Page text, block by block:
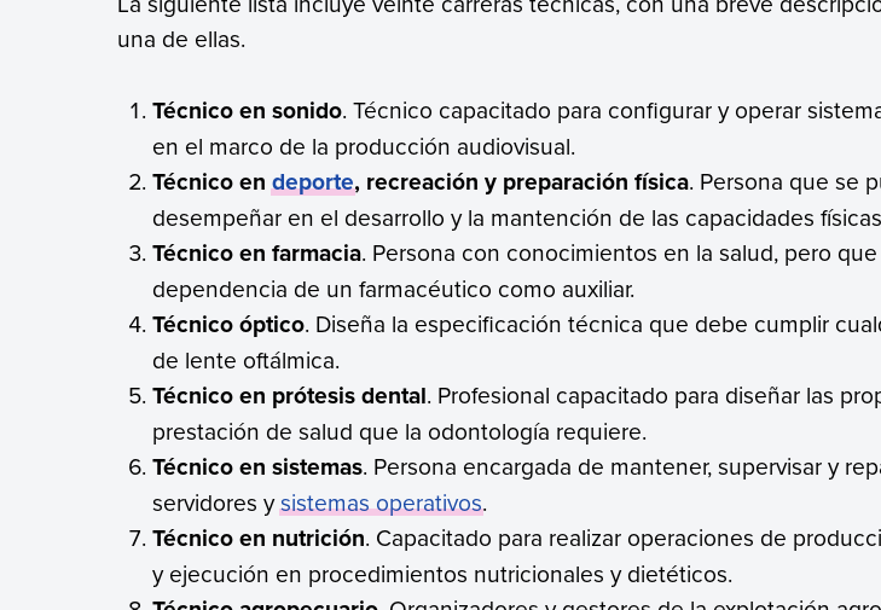
una de ellas.
Técnico en sonido. Técnico capacitado para configurar y operar
en el marco de la producción audiovisual.
Técnico endeporte, recreación y preparación física. Persona que se
desempeñar en el desarrollo y la mantención de las capacidades
Técnico en farmacia. Persona con conocimientos en la salud, pero
dependencia de un farmacéutico como auxiliar.
Técnico óptico. Diseña la especificación técnica que debe cumplir
de lente oftálmica.
Técnico en prótesis dental. Profesional capacitado para diseñar las
prestación de salud que la odontología requiere.
Técnico en sistemas. Persona encargada de mantener, supervisar y
servidores ysistemas operativos.
Técnico en nutrición. Capacitado para realizar operaciones de
y ejecución en procedimientos nutricionales y dietéticos.